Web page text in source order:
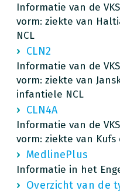
Informatie van de
vorm: ziekte van
NCL
CLN2
Informatie van de
vorm: ziekte van
infantiele NCL
CLN4A
Informatie van de
vorm: ziekte van Kufs
MedlinePlus
Informatie in het
Overzicht van de